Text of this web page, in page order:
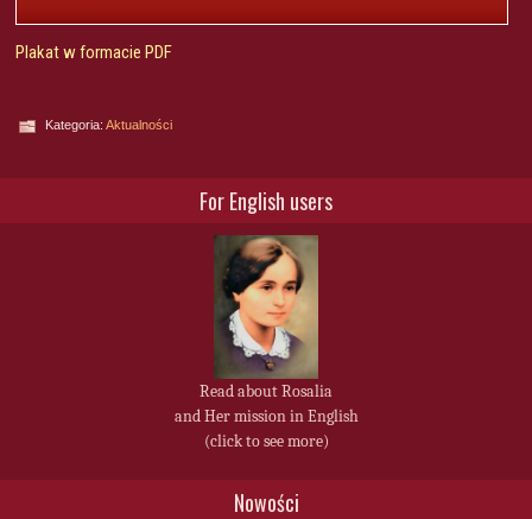
Plakat w formacie PDF
Kategoria: Aktualności
For English users
Read about Rosalia
and Her mission in English
(click to see more)
Nowości